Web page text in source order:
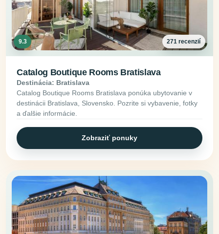
9.3 271 recenzií
Catalog Boutique Rooms Bratislava
Destinácia: Bratislava
Catalog Boutique Rooms Bratislava ponúka ubytovanie v
destinácii Bratislava, Slovensko. Pozrite si vybavenie, fotky
a ďalšie informácie.
Zobraziť ponuky